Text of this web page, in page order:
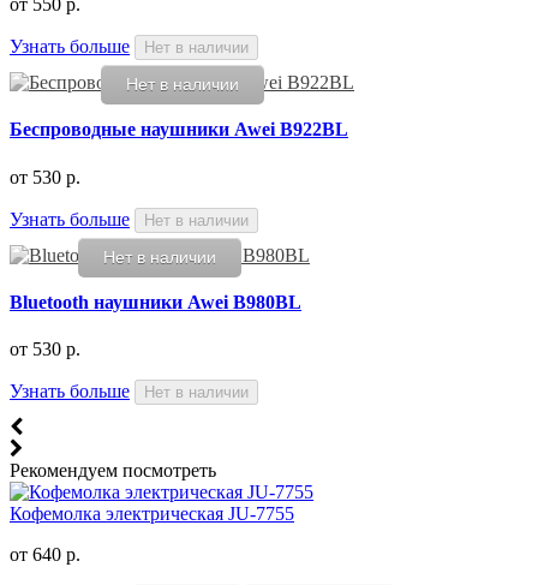
от 550 р.
Узнать больше Нет в наличии
Нет в наличии
Беспроводные наушники Awei B922BL
от 530 р.
Узнать больше Нет в наличии
Нет в наличии
Bluetooth наушники Awei B980BL
от 530 р.
Узнать больше Нет в наличии
Рекомендуем посмотреть
Кофемолка электрическая JU-7755
от 640 р.